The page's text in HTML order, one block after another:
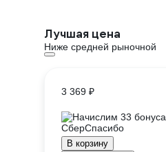
Лучшая цена
Ниже средней рыночной
3 369 ₽
Начислим 33 бонуса
В корзину